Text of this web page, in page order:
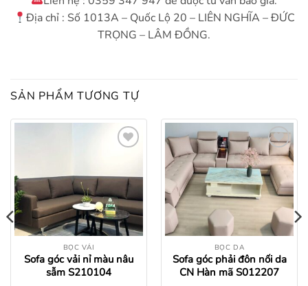
Địa chỉ : Số 1013A – Quốc Lộ 20 – LIÊN NGHĨA – ĐỨC
TRỌNG – LÂM ĐỒNG.
SẢN PHẨM TƯƠNG TỰ
BỌC VẢI
Sofa góc vải nỉ màu nâu
sẫm S210104
Add to
wishlist
BỌC DA
Sofa góc phải đôn nối da
CN Hàn mã S012207